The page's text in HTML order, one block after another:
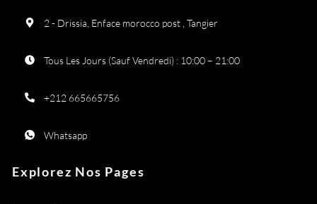
2 - Drissia, Enface morocco post , Tangier
Tous Les Jours (Sauf Vendredi) : 10:00 – 21:00
+212 665665756
Whatsapp
Explorez Nos Pages